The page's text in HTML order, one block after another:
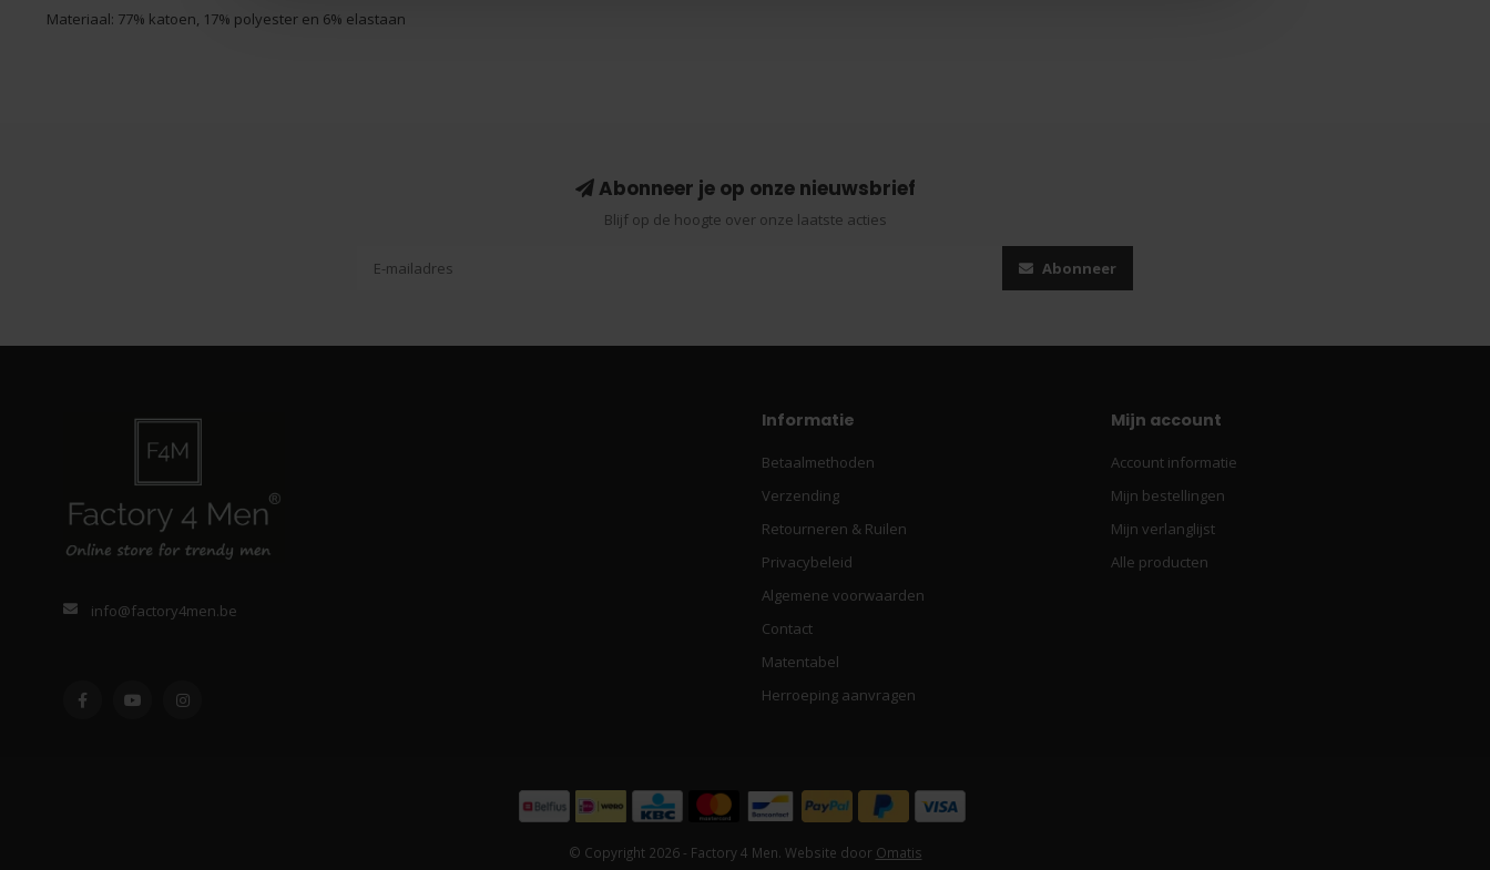
Materiaal: 77% katoen, 17% polyester en 6% elastaan
Abonneer je op onze nieuwsbrief
Blijf op de hoogte over onze laatste acties
Abonneer
info@factory4men.be
Informatie
Betaalmethoden
Verzending
Retourneren & Ruilen
Privacybeleid
Algemene voorwaarden
Contact
Matentabel
Herroeping aanvragen
Mijn account
Account informatie
Mijn bestellingen
Mijn verlanglijst
Alle producten
© Copyright 2026 - Factory 4 Men. Website door Omatis